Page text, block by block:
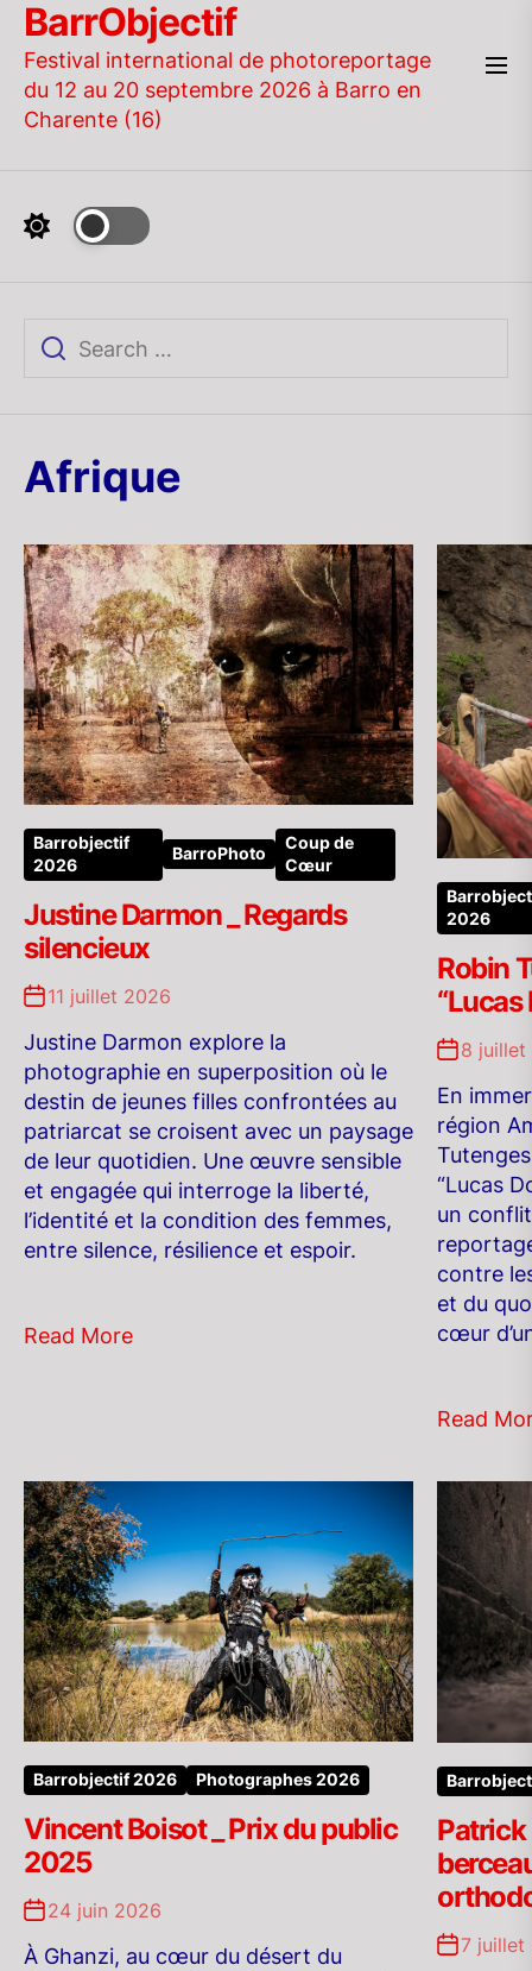
Skip
the
content
BarrObjectif
Festival international de photoreportage
du 12 au 20 septembre 2026 à Barro en
Charente (16)
Afrique
Barrobjectif
2026
BarroPhoto
Coup de
Cœur
Justine Darmon _ Regards
silencieux
11 juillet 2026
Justine Darmon explore la
photographie en superposition où le
destin de jeunes filles confrontées au
patriarcat se croisent avec un paysage
de leur quotidien. Une œuvre sensible
et engagée qui interroge la liberté,
l’identité et la condition des femmes,
entre silence, résilience et espoir.
Read More
2026
Robin
8 juillet
En
région
“Lucas
un
contre
et du
cœur
Read
Barrobjectif 2026 Photographes 2026
Vincent Boisot _ Prix du public
2025
24 juin 2026
À Ghanzi, au cœur du désert du
Patrick
7 juillet